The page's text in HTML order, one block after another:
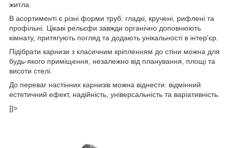
житла.
В асортименті є різні форми труб: гладкі, кручені, рифлені та
профільні. Цікаві рельєфи завжди органічно доповнюють
кімнату, притягують погляд та додають унікальності в інтер'єр.
Підібрати карнизи з класичним кріпленням до стіни можна для
будь-якого приміщення, незалежно від планування, площі та
висоти стелі.
До переваг настінних карнизів можна віднести: відмінний
естетичний ефект, надійність, універсальність та варіативність.
]]>